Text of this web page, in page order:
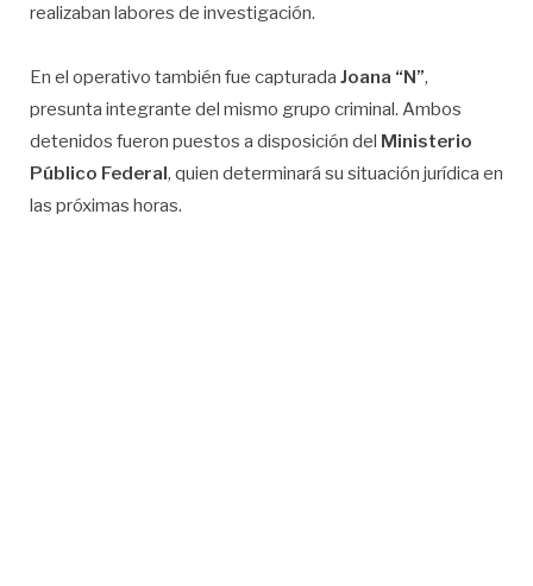
realizaban labores de investigación.
En el operativo también fue capturada Joana “N”,
presunta integrante del mismo grupo criminal. Ambos
detenidos fueron puestos a disposición del Ministerio
Público Federal , quien determinará su situación jurídica en
las próximas horas.